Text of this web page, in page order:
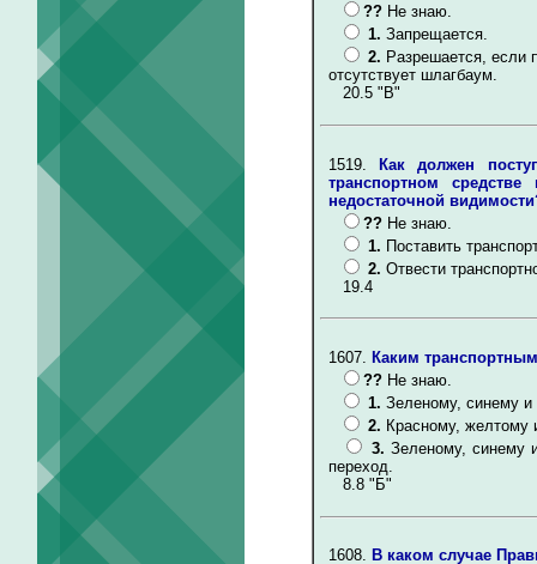
?? Не знаю.
1. Запрещается.
2. Разрешается, если
отсутствует шлагбаум.
20.5 "В"
1519.
Как должен
транспортном
недостаточной
?? Не знаю.
1. Поставить
2. Отвести
19.4
1607. Каким
?? Не знаю.
1. Зеленому, синему
2. Красному, желтому
3. Зеленому, синему
переход.
8.8 "Б"
1608. В каком случае